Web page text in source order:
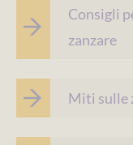
Consigli
zanzare
Miti sulle